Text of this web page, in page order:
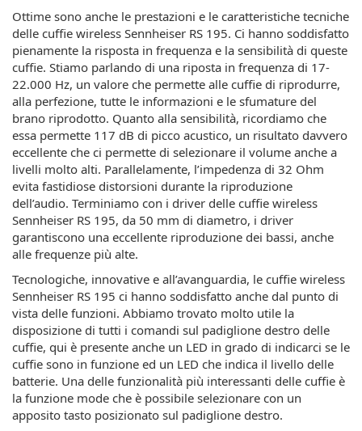
Ottime sono anche le prestazioni e le caratteristiche tecniche
delle cuffie wireless Sennheiser RS 195. Ci hanno soddisfatto
pienamente la risposta in frequenza e la sensibilità di queste
cuffie. Stiamo parlando di una riposta in frequenza di 17-
22.000 Hz, un valore che permette alle cuffie di riprodurre,
alla perfezione, tutte le informazioni e le sfumature del
brano riprodotto. Quanto alla sensibilità, ricordiamo che
essa permette 117 dB di picco acustico, un risultato davvero
eccellente che ci permette di selezionare il volume anche a
livelli molto alti. Parallelamente, l’impedenza di 32 Ohm
evita fastidiose distorsioni durante la riproduzione
dell’audio. Terminiamo con i driver delle cuffie wireless
Sennheiser RS 195, da 50 mm di diametro, i driver
garantiscono una eccellente riproduzione dei bassi, anche
alle frequenze più alte.
Tecnologiche, innovative e all’avanguardia, le cuffie wireless
Sennheiser RS 195 ci hanno soddisfatto anche dal punto di
vista delle funzioni. Abbiamo trovato molto utile la
disposizione di tutti i comandi sul padiglione destro delle
cuffie, qui è presente anche un LED in grado di indicarci se le
cuffie sono in funzione ed un LED che indica il livello delle
batterie. Una delle funzionalità più interessanti delle cuffie è
la funzione mode che è possibile selezionare con un
apposito tasto posizionato sul padiglione destro.